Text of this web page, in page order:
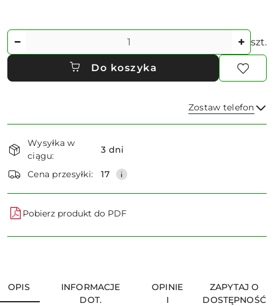
Ilość szt.
Do koszyka
Zostaw telefon
i
dostawa
Wysyłka w
ciągu:
3 dni
Cena przesyłki: 17
Pobierz produkt do PDF
OPIS
INFORMACJE
DOT.
OPINIE
I
ZAPYTAJ O
DOSTĘPNOŚĆ